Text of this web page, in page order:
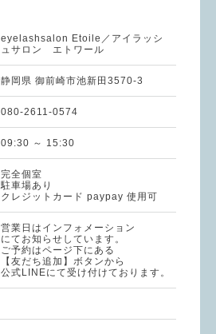
eyelashsalon Etoile／アイラッシ
ュサロン エトワール
静岡県 御前崎市池新田3570-3
080-2611-0574
09:30 ～ 15:30
完全個室
駐車場あり
クレジットカード paypay 使用可
営業日はインフォメーション
にてお知らせしています。
ご予約はページ下にある
【友だち追加】ボタンから
公式LINEにて受け付けております。